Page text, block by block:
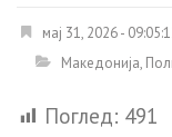
мај 31, 2026 -
Македонија,
Поглед: 491